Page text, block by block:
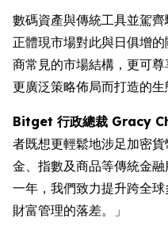
數碼資產與傳統工具並駕
正體現市場對此與日俱增
商常見的市場結構，更可
更廣泛策略佈局而打造的生
Bitget 行政總裁 Gracy
者既想更輕鬆地涉足加密
金、指數及商品等傳統金
一年，我們致力提升跨全
財富管理的落差。」